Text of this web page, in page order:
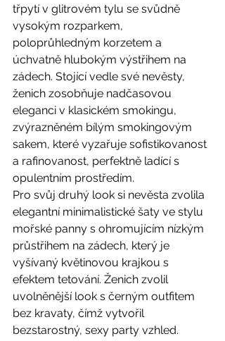
třpytí v glitrovém tylu se svůdně
vysokým rozparkem,
poloprůhledným korzetem a
úchvatně hlubokým výstřihem na
zádech. Stojící vedle své nevěsty,
ženich zosobňuje nadčasovou
eleganci v klasickém smokingu,
zvýrazněném bílým smokingovým
sakem, které vyzařuje sofistikovanost
a rafinovanost, perfektně ladící s
opulentním prostředím.
Pro svůj druhý look si nevěsta zvolila
elegantní minimalistické šaty ve stylu
mořské panny s ohromujícím nízkým
průstřihem na zádech, který je
vyšívaný květinovou krajkou s
efektem tetování. Ženich zvolil
uvolněnější look s černým outfitem
bez kravaty, čímž vytvořil
bezstarostný, sexy party vzhled.